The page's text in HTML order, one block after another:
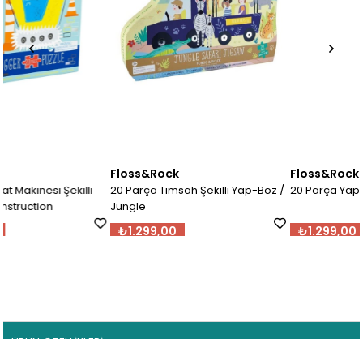
20 Parça Timsah Şekilli Yap-Boz /
Jungle
20 Parça Yap-Boz / Fairy Tale